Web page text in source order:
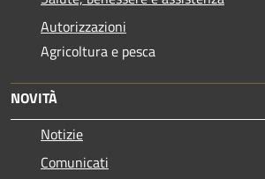
Autorizzazioni
Agricoltura e pesca
NOVITÀ
Notizie
Comunicati